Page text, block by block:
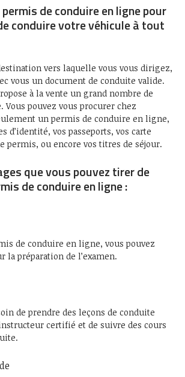
de conduire en ligne pour
conduire votre véhicule à tout
vers laquelle vous vous dirigez,
vous un document de conduite valide.
à la vente un grand nombre de
Vous pouvez vous procurer chez
un permis de conduire en ligne,
d’identité, vos passeports, vos carte
permis, ou encore vos titres de séjour.
que vous pouvez tirer de
de conduire en ligne :
de conduire en ligne, vous pouvez
la préparation de l’examen.
de prendre des leçons de conduite
certifié et de suivre des cours